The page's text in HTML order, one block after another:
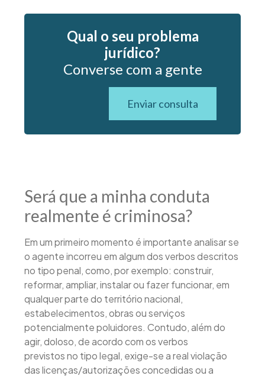
Qual o seu problema
jurídico?
Converse com a gente
Enviar consulta
Será que a minha conduta
realmente é criminosa?
Em um primeiro momento é importante analisar se
o agente incorreu em algum dos verbos descritos
no tipo penal, como, por exemplo: construir,
reformar, ampliar, instalar ou fazer funcionar, em
qualquer parte do território nacional,
estabelecimentos, obras ou serviços
potencialmente poluidores. Contudo, além do
agir, doloso, de acordo com os verbos
previstos no tipo legal, exige-se a real violação
das licenças/autorizações concedidas ou a